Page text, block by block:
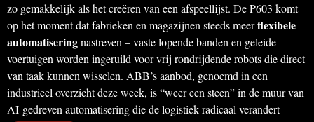
zo gemakkelijk als het creëren van een afspeellijst. De P603 komt
op het moment dat fabrieken en magazijnen steeds meerflexibele
automatiseringnastreven – vaste lopende banden en geleide
voertuigen worden ingeruild voor vrij rondrijdende robots die direct
van taak kunnen wisselen. ABB’s aanbod, genoemd in een
industrieel overzicht deze week, is “weer een steen” in de muur van
AI-gedreven automatisering die de logistiek radicaal verandert